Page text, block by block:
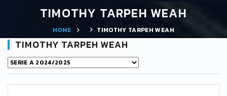
TIMOTHY TARPEH WEAH
HOME TIMOTHY TARPEH WEAH
TIMOTHY TARPEH WEAH